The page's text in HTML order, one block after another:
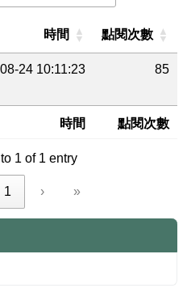
時間 點閱次數
時間 點閱次數
24 10:11:23 85
1 of 1 entry
1 › »